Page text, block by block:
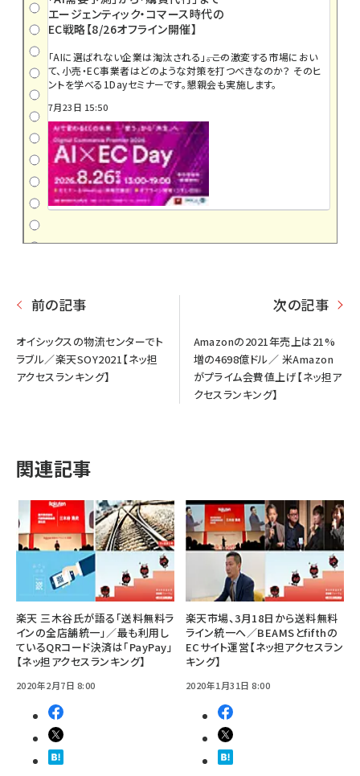
エージェンティック・コマース時代の
EC戦略【8/26オフライン開催】
「AIに選ばれない企業は淘汰される」――。この激変する市場におい
て、小売・EC事業者はどのような対策を打つべきなのか？ そのヒ
ントを学べる1Dayセミナーです。懇親会も実施します。
7月23日 15:50
前の記事
オイシックスの物流センターでト
ラブル／楽天SOY2021【ネッ担
アクセスランキング】
次の記事
Amazonの2021年売上は21%
増の4698億ドル／ 米Amazon
がプライム会費値上げ【ネッ担ア
クセスランキング】
関連記事
楽天 三木谷氏が語る「送料無料ラ
インの全店舗統一」／最も利用し
ているQRコード決済は「PayPay」
【ネッ担アクセスランキング】
2020年2月7日 8:00
楽天市場、3月18日から送料無料
ライン統一へ／BEAMSとfifthの
ECサイト運営【ネッ担アクセスラン
キング】
2020年1月31日 8:00